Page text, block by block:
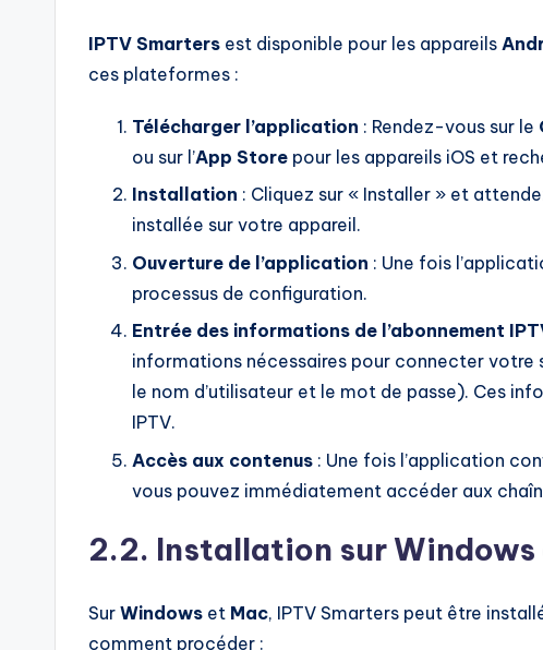
IPTV Smarters est disponible pour les appareils
ces plateformes :
Télécharger l’application : Rendez-vous sur le
ou sur l’App Store pour les appareils iOS et
Installation : Cliquez sur « Installer » et
installée sur votre appareil.
Ouverture de l’application : Une fois
processus de configuration.
Entrée des informations de l’abonnement
informations nécessaires pour connecter votre
le nom d’utilisateur et le mot de passe). Ces
IPTV.
Accès aux contenus : Une fois l’application
vous pouvez immédiatement accéder aux
2.2. Installation sur Windows
Sur Windows et Mac, IPTV Smarters peut être
comment procéder :